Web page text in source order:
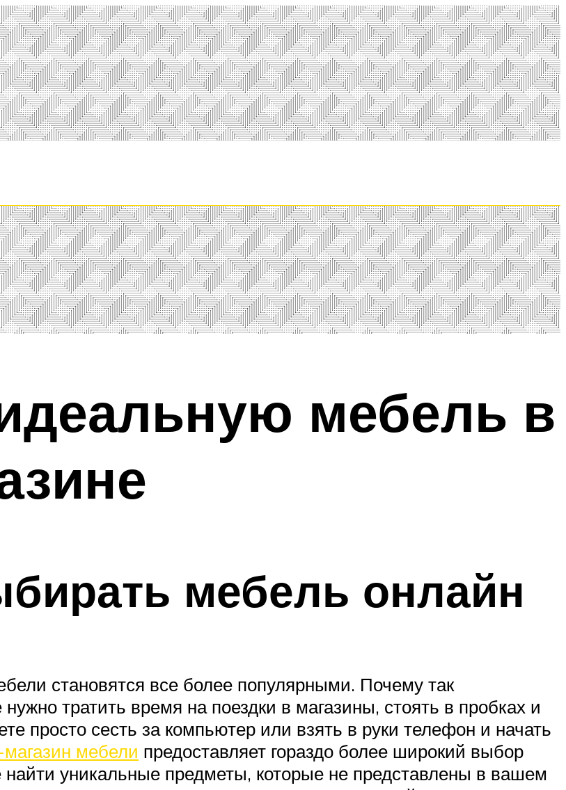
мебель в
мебель онлайн
становятся все более популярными. Почему так
тратить время на поездки в магазины, стоять в пробках и
просто сесть за компьютер или взять в руки телефон и начать
магазин мебели предоставляет гораздо более широкий выбор
уникальные предметы, которые не представлены в вашем